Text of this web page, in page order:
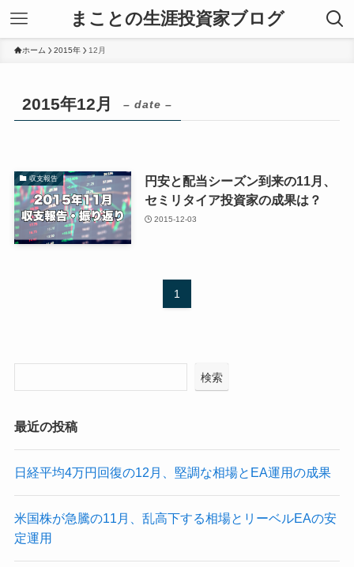
まことの生涯投資家ブログ
ホーム 2015年 12月
2015年12月 – date –
収支報告
円安と配当シーズン到来の11月、
セミリタイア投資家の成果は？
2015-12-03
1
検索
最近の投稿
日経平均4万円回復の12月、堅調な相場とEA運用の成果
米国株が急騰の11月、乱高下する相場とリーベルEAの安
定運用